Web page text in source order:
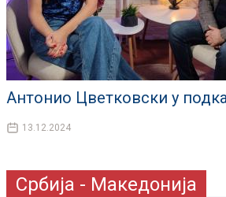
Антонио Цветковски у
13.12.2024
Србија - Македонија